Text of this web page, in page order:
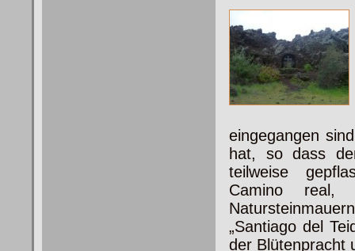
eingegangen
hat, so dass
teilweise
Camino real,
„Santiago del
der Blütenpracht